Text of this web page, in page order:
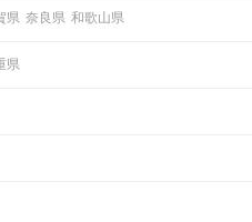
県 奈良県 和歌山県
県